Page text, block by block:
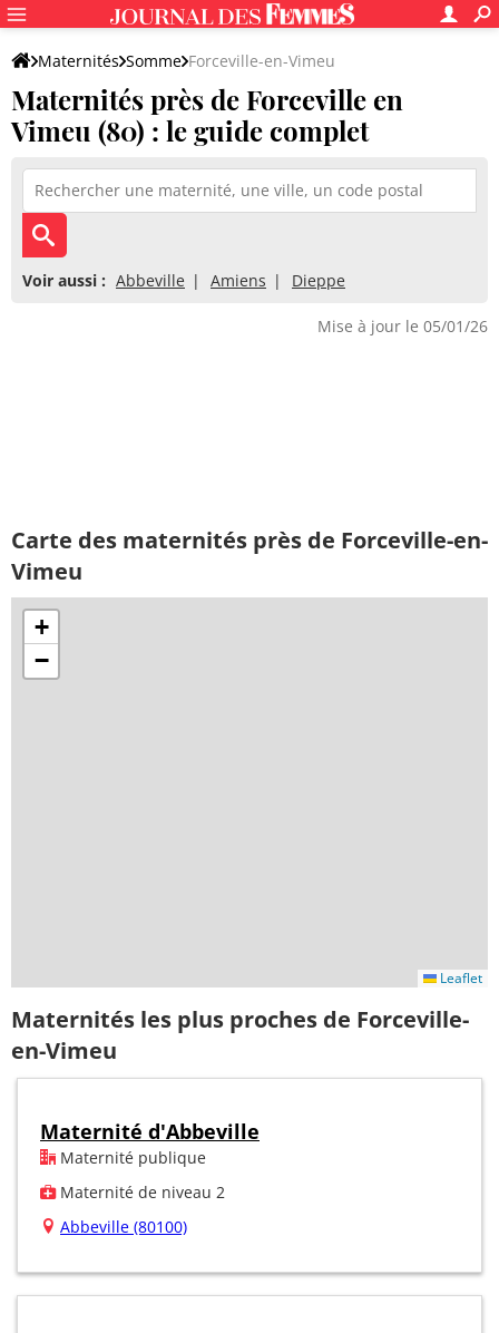
Maternités Somme Forceville-en-Vimeu
Maternités près de Forceville en
Vimeu (80) : le guide complet
Voir aussi : Abbeville Amiens Dieppe
Mise à jour le 05/01/26
Carte des maternités près de Forceville-en-
Vimeu
+
−
Leaflet
Maternités les plus proches de Forceville-
en-Vimeu
Maternité d'Abbeville
Maternité publique
Maternité de niveau 2
Abbeville (80100)